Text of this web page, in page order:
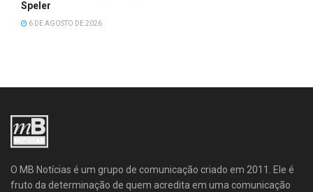
Speler
6 DE AGOSTO DE 2026
O MB Notícias é um grupo de comunicação criado em 2011. Ele é
fruto da determinação de quem acredita em uma comunicação